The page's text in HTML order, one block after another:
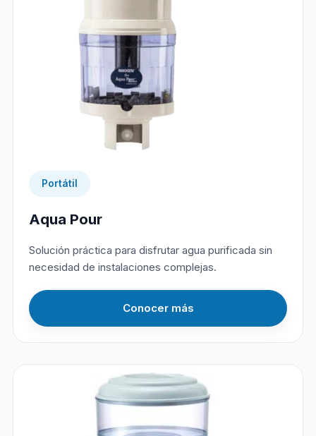
Portátil
Aqua Pour
Solución práctica para disfrutar agua purificada sin
necesidad de instalaciones complejas.
Conocer más